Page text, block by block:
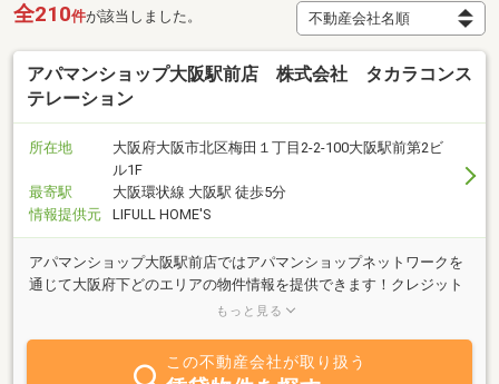
全210件が該当しました。
アパマンショップ大阪駅前店 株式会社 タカラコンス
テレーション
所在地
大阪府大阪市北区梅田１丁目2-2-100大阪駅前第2ビ
ル1F
最寄駅
大阪環状線 大阪駅 徒歩5分
情報提供元
LIFULL HOME'S
アパマンショップ大阪駅前店ではアパマンショップネットワークを
通じて大阪府下どのエリアの物件情報を提供できます！クレジット
決済も可能！また当店では来店不要のＩＴ接客も実施しておりま
もっと見る
この不動産会社が取り扱う